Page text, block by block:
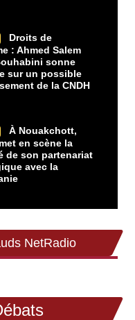
Droits de
: Ahmed Salem
sonne
sur un possible
de la CNDH
À Nouakchott,
en scène la
de son partenariat
avec la
NetRadio